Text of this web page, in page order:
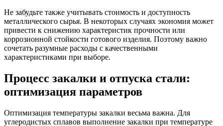
Не забудьте также учитывать стоимость и доступность
металлического сырья. В некоторых случаях экономия может
привести к снижению характеристик прочности или
коррозионной стойкости готового изделия. Поэтому важно
сочетать разумные расходы с качественными
характеристиками при выборе.
Процесс закалки и отпуска стали:
оптимизация параметров
Оптимизация температуры закалки весьма важна. Для
углеродистых сплавов выполнение закалки при температуре